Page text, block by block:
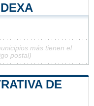
más tienen el
postal)
DE